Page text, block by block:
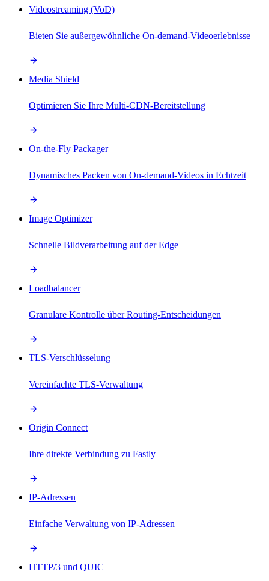
Videostreaming (VoD)
Bieten Sie außergewöhnliche On-demand-Videoerlebnisse
Media Shield
Optimieren Sie Ihre Multi-CDN-Bereitstellung
On-the-Fly Packager
Dynamisches Packen von On-demand-Videos in Echtzeit
Image Optimizer
Schnelle Bildverarbeitung auf der Edge
Loadbalancer
Granulare Kontrolle über Routing-Entscheidungen
TLS-Verschlüsselung
Vereinfachte TLS-Verwaltung
Origin Connect
Ihre direkte Verbindung zu Fastly
IP-Adressen
Einfache Verwaltung von IP-Adressen
HTTP/3 und QUIC